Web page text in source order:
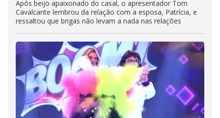
Após beijo apaixonado do casal, o apresentador Tom
Cavalcante lembrou da relação com a esposa, Patrícia, e
ressaltou que brigas não levam a nada nas relações